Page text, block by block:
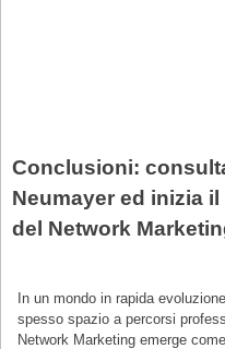
Conclusioni:
Neumayer ed inizia
del Network
In un mondo in rapida
spesso spazio a percorsi
Network Marketing emerge